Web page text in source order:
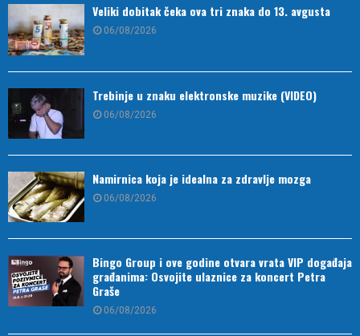
Veliki dobitak čeka ova tri znaka do 13. avgusta
06/08/2026
Trebinje u znaku elektronske muzike (VIDEO)
06/08/2026
Namirnica koja je idealna za zdravlje mozga
06/08/2026
Bingo Group i ove godine otvara vrata VIP događaja
građanima: Osvojite ulaznice za koncert Petra
Graše
06/08/2026